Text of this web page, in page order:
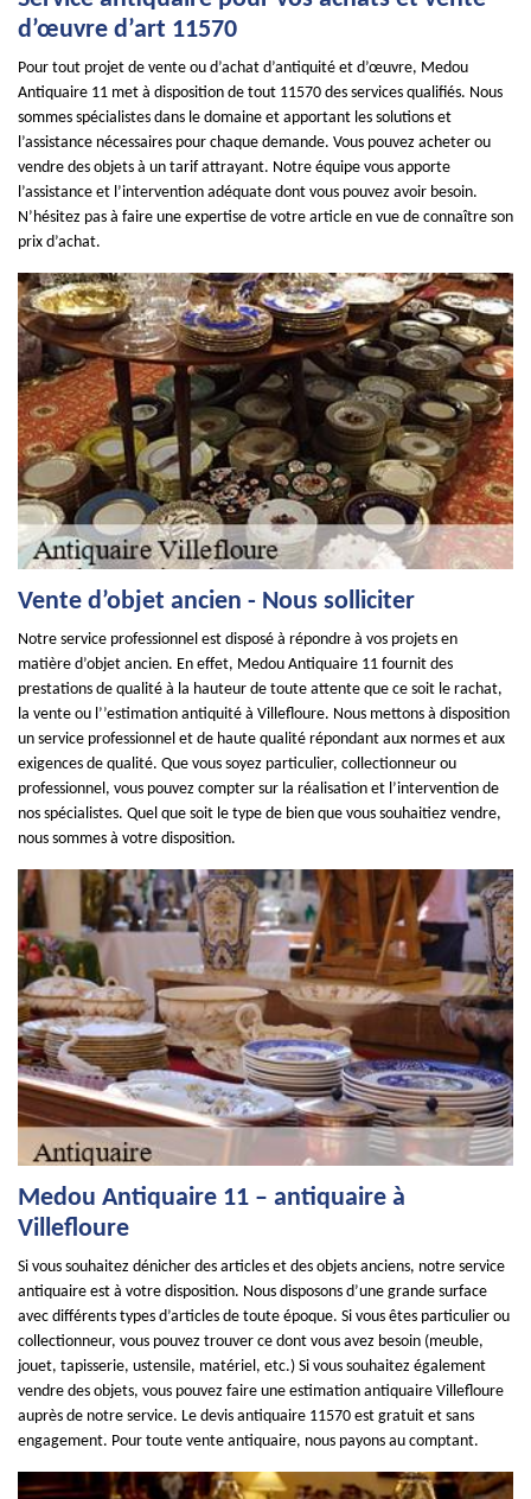
d’œuvre d’art 11570
Pour tout projet de vente ou d’achat d’antiquité et d’œuvre, Medou
Antiquaire 11 met à disposition de tout 11570 des services qualifiés. Nous
sommes spécialistes dans le domaine et apportant les solutions et
l’assistance nécessaires pour chaque demande. Vous pouvez acheter ou
vendre des objets à un tarif attrayant. Notre équipe vous apporte
l’assistance et l’intervention adéquate dont vous pouvez avoir besoin.
N’hésitez pas à faire une expertise de votre article en vue de connaître son
prix d’achat.
Vente d’objet ancien - Nous solliciter
Notre service professionnel est disposé à répondre à vos projets en
matière d’objet ancien. En effet, Medou Antiquaire 11 fournit des
prestations de qualité à la hauteur de toute attente que ce soit le rachat,
la vente ou l’’estimation antiquité à Villefloure. Nous mettons à disposition
un service professionnel et de haute qualité répondant aux normes et aux
exigences de qualité. Que vous soyez particulier, collectionneur ou
professionnel, vous pouvez compter sur la réalisation et l’intervention de
nos spécialistes. Quel que soit le type de bien que vous souhaitiez vendre,
nous sommes à votre disposition.
Medou Antiquaire 11 – antiquaire à
Villefloure
Si vous souhaitez dénicher des articles et des objets anciens, notre service
antiquaire est à votre disposition. Nous disposons d’une grande surface
avec différents types d’articles de toute époque. Si vous êtes particulier ou
collectionneur, vous pouvez trouver ce dont vous avez besoin (meuble,
jouet, tapisserie, ustensile, matériel, etc.) Si vous souhaitez également
vendre des objets, vous pouvez faire une estimation antiquaire Villefloure
auprès de notre service. Le devis antiquaire 11570 est gratuit et sans
engagement. Pour toute vente antiquaire, nous payons au comptant.